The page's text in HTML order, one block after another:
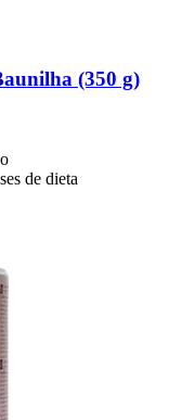
(350 g)
de dieta